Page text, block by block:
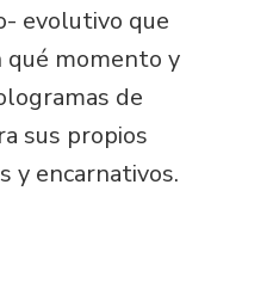
evolutivo que
qué momento y
de
sus propios
y encarnativos.